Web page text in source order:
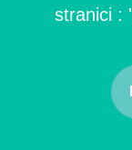
stranici :